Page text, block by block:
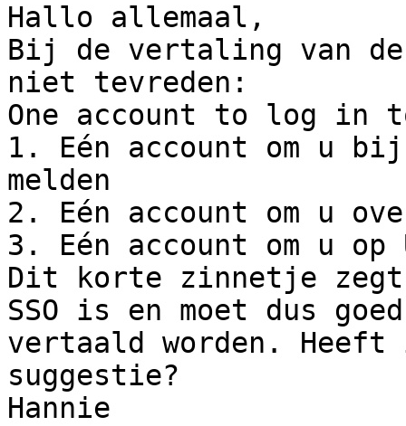
Hallo allemaal,
Bij de vertaling van
niet tevreden:
One account to log in
1. Eén account om u
melden
2. Eén account om u
3. Eén account om u
Dit korte zinnetje
SSO is en moet dus goed
vertaald worden. Heeft
suggestie?
Hannie